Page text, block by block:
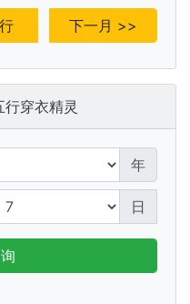
下一月 >>
穿衣精灵
年
日